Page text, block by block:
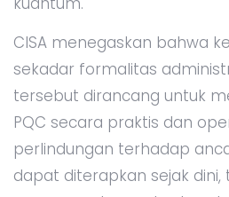
CISA menegaskan bahwa
sekadar formalitas
tersebut dirancang untuk
PQC secara praktis dan
perlindungan terhadap
dapat diterapkan sejak dini,